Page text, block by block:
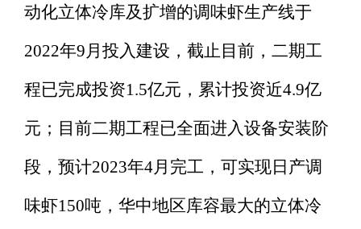
动化立体冷库及扩增的调味虾生产线于
2022年9月投入建设，截止目前，二期工
程已完成投资1.5亿元，累计投资近4.9亿
元；目前二期工程已全面进入设备安装阶
段，预计2023年4月完工，可实现日产调
味虾150吨，华中地区库容最大的立体冷